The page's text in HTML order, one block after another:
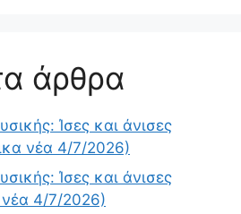
άρθρα
Ίσες και άνισες
νέα 4/7/2026)
Ίσες και άνισες
νέα 4/7/2026)